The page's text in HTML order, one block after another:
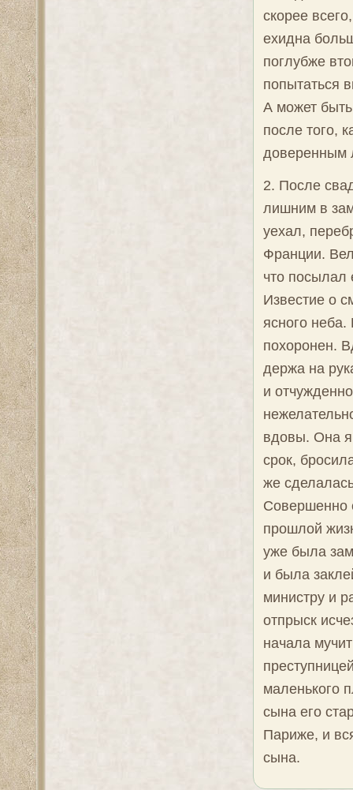
скорее
ехидна
поглубже
попытаться
А может
после того,
доверенным
2. После
лишним в
уехал,
Франции.
что посылал
Известие о
ясного
похоронен.
держа на
и
вдовы. Она
срок,
же
Совершенно
прошлой
уже была
и была
министру и
отпрыск
начала
маленького
сына его
Париже, и
сына.